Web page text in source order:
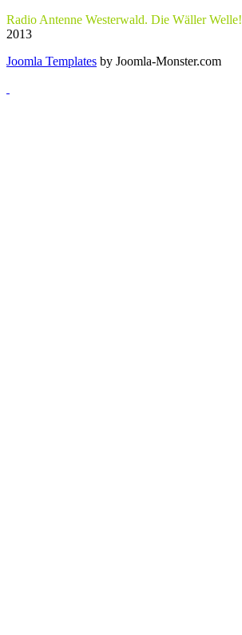
Radio Antenne Westerwald. Die Wäller Welle!
2013
Joomla Templates by Joomla-Monster.com